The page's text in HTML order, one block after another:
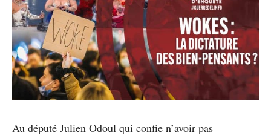
Au député Julien Odoul qui confie n’avoir pas